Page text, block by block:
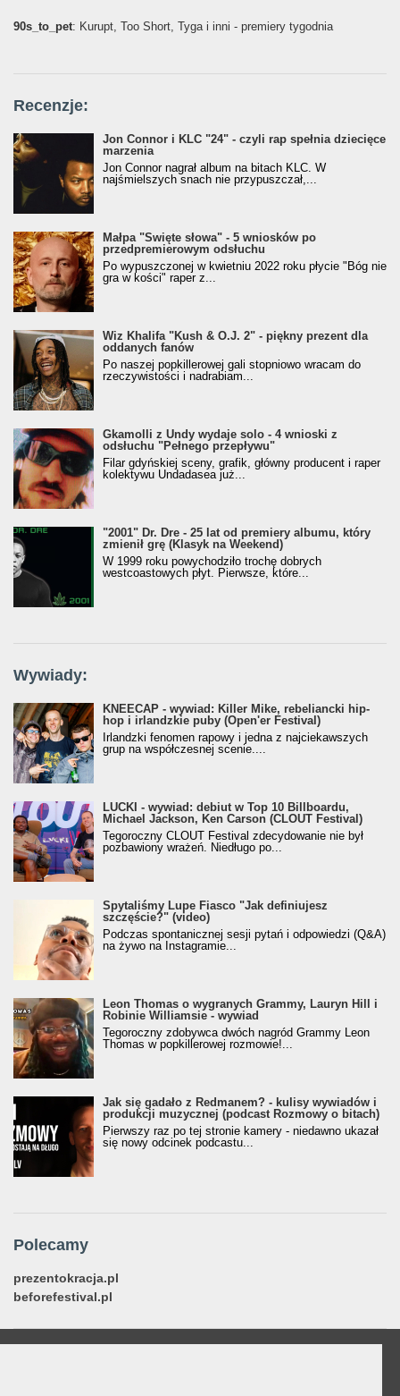
90s_to_pet: Kurupt, Too Short, Tyga i inni - premiery tygodnia
Recenzje:
Jon Connor i KLC "24" - czyli rap spełnia dziecięce
marzenia
Jon Connor nagrał album na bitach KLC. W
najśmielszych snach nie przypuszczał,...
Małpa "Święte słowa" - 5 wniosków po
przedpremierowym odsłuchu
Po wypuszczonej w kwietniu 2022 roku płycie "Bóg nie
gra w kości" raper z...
Wiz Khalifa "Kush & O.J. 2" - piękny prezent dla
oddanych fanów
Po naszej popkillerowej gali stopniowo wracam do
rzeczywistości i nadrabiam...
Gkamolli z Undy wydaje solo - 4 wnioski z
odsłuchu "Pełnego przepływu"
Filar gdyńskiej sceny, grafik, główny producent i raper
kolektywu Undadasea już...
"2001" Dr. Dre - 25 lat od premiery albumu, który
zmienił grę (Klasyk na Weekend)
W 1999 roku powychodziło trochę dobrych
westcoastowych płyt. Pierwsze, które...
Wywiady:
KNEECAP - wywiad: Killer Mike, rebeliancki hip-
hop i irlandzkie puby (Open'er Festival)
Irlandzki fenomen rapowy i jedna z najciekawszych
grup na współczesnej scenie....
LUCKI - wywiad: debiut w Top 10 Billboardu,
Michael Jackson, Ken Carson (CLOUT Festival)
Tegoroczny CLOUT Festival zdecydowanie nie był
pozbawiony wrażeń. Niedługo po...
Spytaliśmy Lupe Fiasco "Jak definiujesz
szczęście?" (video)
Podczas spontanicznej sesji pytań i odpowiedzi (Q&A)
na żywo na Instagramie...
Leon Thomas o wygranych Grammy, Lauryn Hill i
Robinie Williamsie - wywiad
Tegoroczny zdobywca dwóch nagród Grammy Leon
Thomas w popkillerowej rozmowie!...
Jak się gadało z Redmanem? - kulisy wywiadów i
produkcji muzycznej (podcast Rozmowy o bitach)
Pierwszy raz po tej stronie kamery - niedawno ukazał
się nowy odcinek podcastu...
Polecamy
prezentokracja.pl
beforefestival.pl